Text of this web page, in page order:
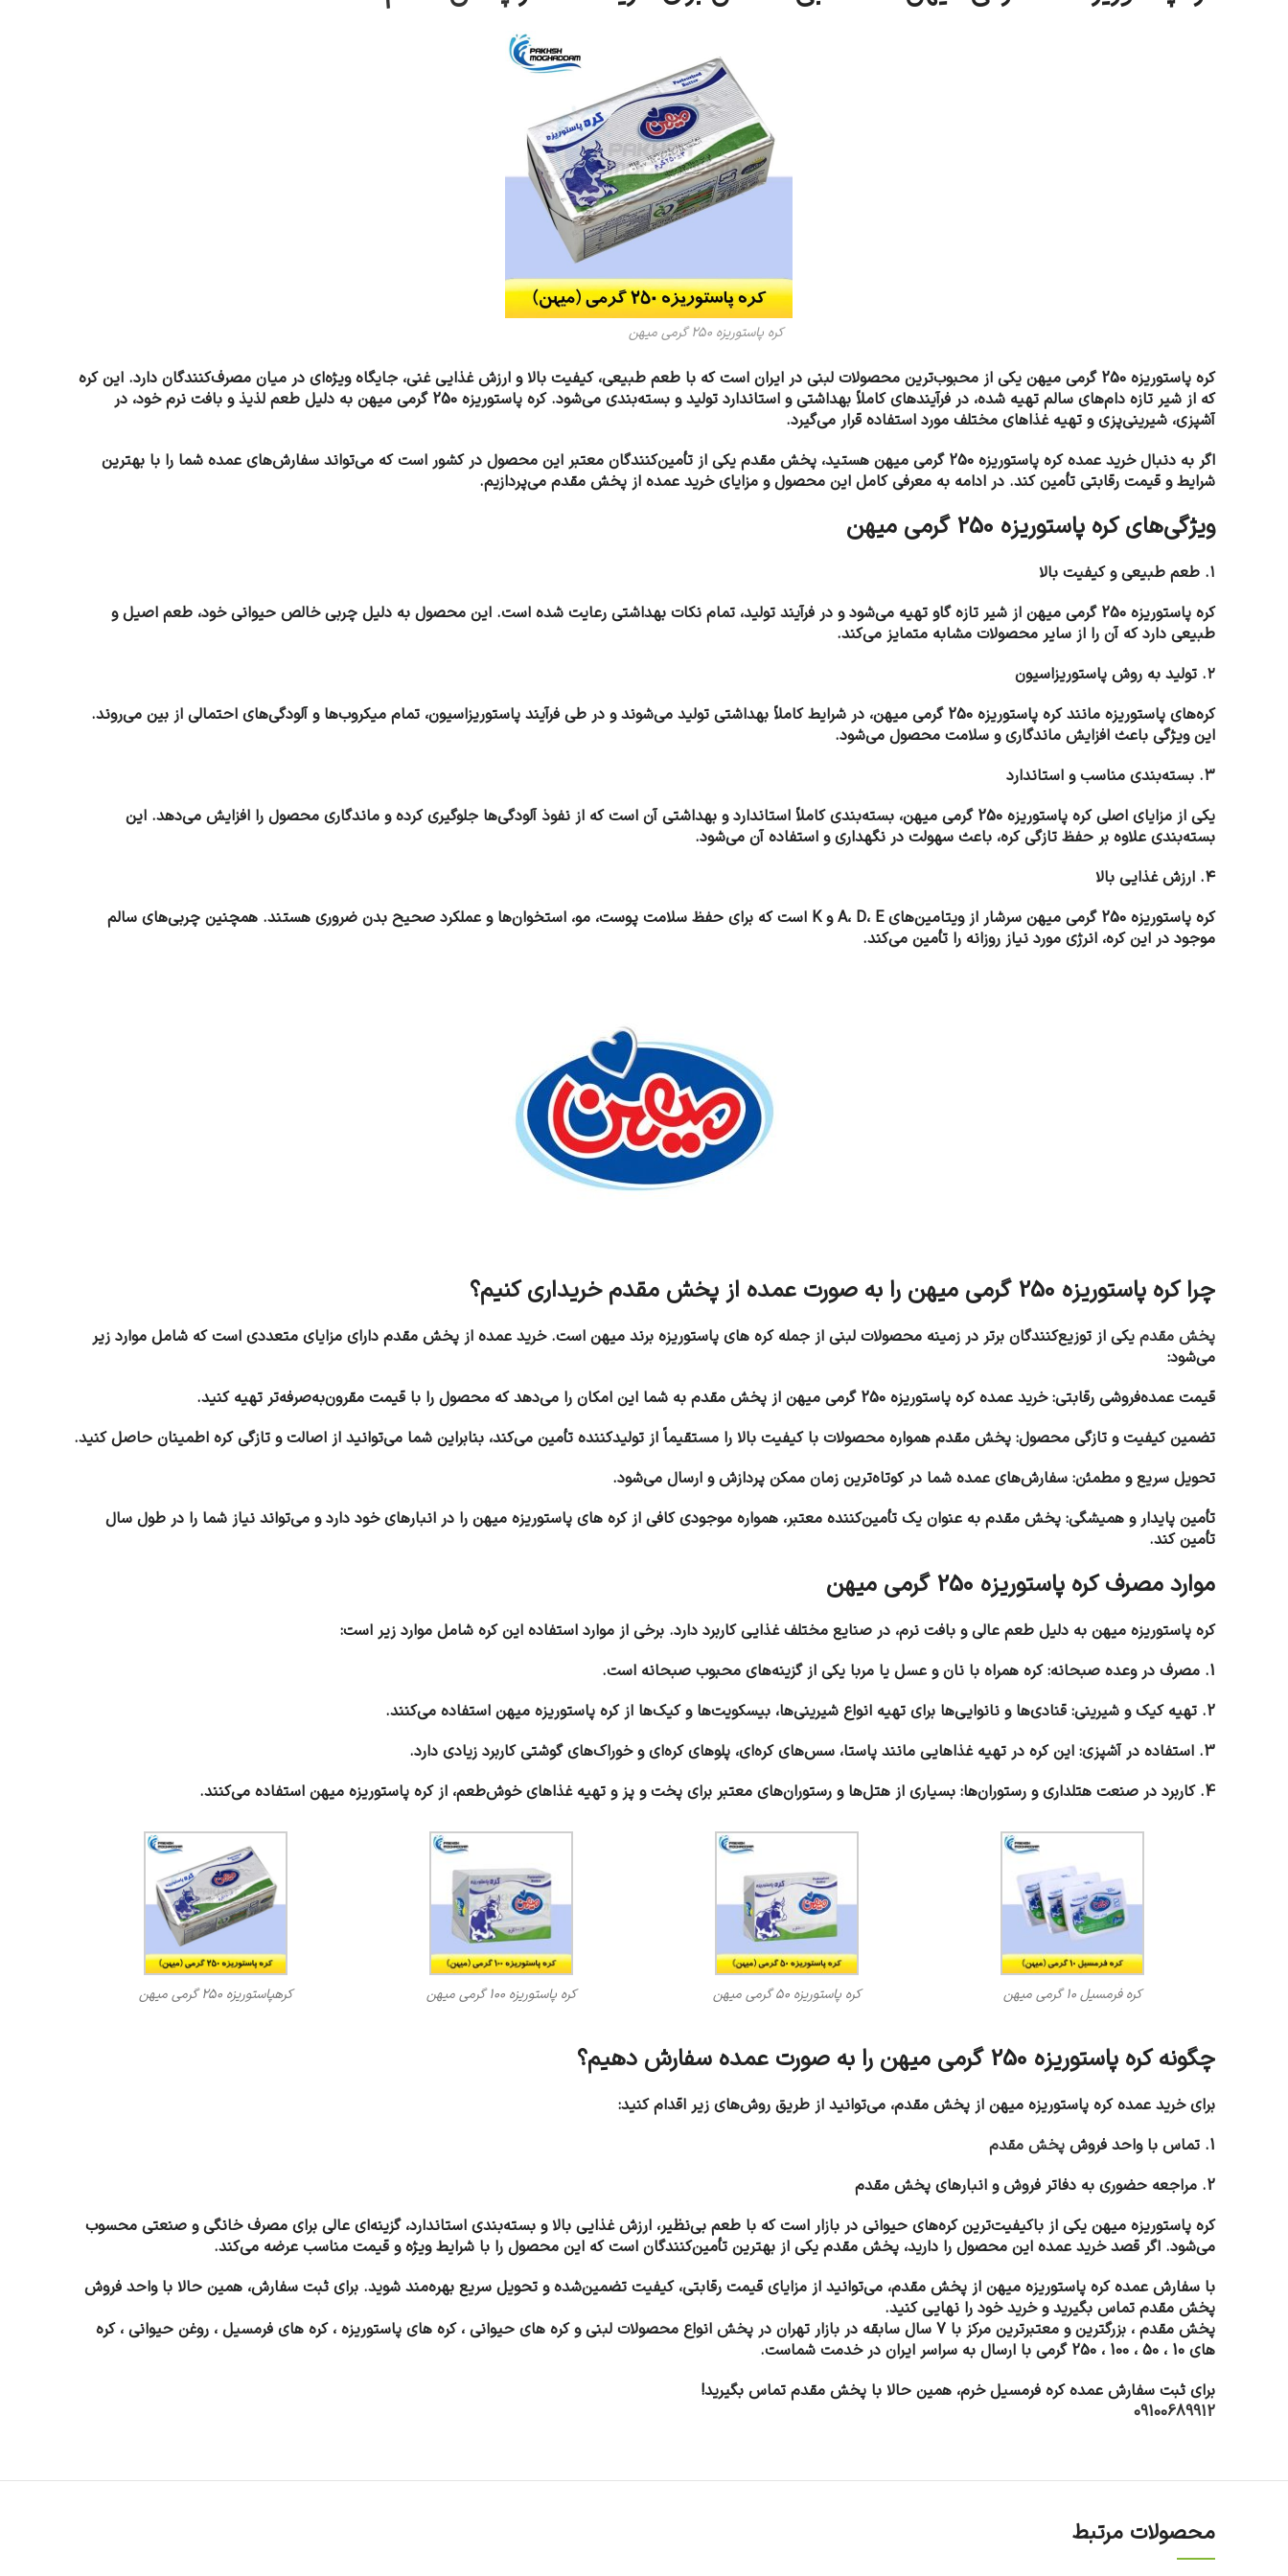
کره پاستوریزه 250 گرمی میهن
کره پاستوریزه 250 گرمی میهن یکی از محبوب‌ترین محصولات لبنی در ایران است که با طعم طبیعی، کیفیت بالا و ارزش غذایی غنی، جایگاه ویژه‌ای در میان مصرف‌کنندگان دارد. این کره
که از شیر تازه دام‌های سالم تهیه شده، در فرآیندهای کاملاً بهداشتی و استاندارد تولید و بسته‌بندی می‌شود. کره پاستوریزه 250 گرمی میهن به دلیل طعم لذیذ و بافت نرم خود، در
آشپزی، شیرینی‌پزی و تهیه غذاهای مختلف مورد استفاده قرار می‌گیرد.
اگر به دنبال خرید عمده کره پاستوریزه 250 گرمی میهن هستید، پخش مقدم یکی از تأمین‌کنندگان معتبر این محصول در کشور است که می‌تواند سفارش‌های عمده شما را با بهترین
شرایط و قیمت رقابتی تأمین کند. در ادامه به معرفی کامل این محصول و مزایای خرید عمده از پخش مقدم می‌پردازیم.
ویژگی‌های کره پاستوریزه 250 گرمی میهن
۱. طعم طبیعی و کیفیت بالا
کره پاستوریزه 250 گرمی میهن از شیر تازه گاو تهیه می‌شود و در فرآیند تولید، تمام نکات بهداشتی رعایت شده است. این محصول به دلیل چربی خالص حیوانی خود، طعم اصیل و
طبیعی دارد که آن را از سایر محصولات مشابه متمایز می‌کند.
۲. تولید به روش پاستوریزاسیون
کره‌های پاستوریزه مانند کره پاستوریزه 250 گرمی میهن، در شرایط کاملاً بهداشتی تولید می‌شوند و در طی فرآیند پاستوریزاسیون، تمام میکروب‌ها و آلودگی‌های احتمالی از بین می‌روند.
این ویژگی باعث افزایش ماندگاری و سلامت محصول می‌شود.
۳. بسته‌بندی مناسب و استاندارد
یکی از مزایای اصلی کره پاستوریزه 250 گرمی میهن، بسته‌بندی کاملاً استاندارد و بهداشتی آن است که از نفوذ آلودگی‌ها جلوگیری کرده و ماندگاری محصول را افزایش می‌دهد. این
بسته‌بندی علاوه بر حفظ تازگی کره، باعث سهولت در نگهداری و استفاده آن می‌شود.
۴. ارزش غذایی بالا
کره پاستوریزه 250 گرمی میهن سرشار از ویتامین‌های A، D، E و K است که برای حفظ سلامت پوست، مو، استخوان‌ها و عملکرد صحیح بدن ضروری هستند. همچنین چربی‌های سالم
موجود در این کره، انرژی مورد نیاز روزانه را تأمین می‌کند.
چرا کره پاستوریزه 250 گرمی میهن را به صورت عمده از پخش مقدم خریداری کنیم؟
پخش مقدم یکی از توزیع‌کنندگان برتر در زمینه محصولات لبنی از جمله کره های پاستوریزه برند میهن است. خرید عمده از پخش مقدم دارای مزایای متعددی است که شامل موارد زیر
می‌شود:
قیمت عمده‌فروشی رقابتی: خرید عمده کره پاستوریزه 250 گرمی میهن از پخش مقدم به شما این امکان را می‌دهد که محصول را با قیمت مقرون‌به‌صرفه‌تر تهیه کنید.
تضمین کیفیت و تازگی محصول: پخش مقدم همواره محصولات با کیفیت بالا را مستقیماً از تولیدکننده تأمین می‌کند، بنابراین شما می‌توانید از اصالت و تازگی کره اطمینان حاصل کنید.
تحویل سریع و مطمئن: سفارش‌های عمده شما در کوتاه‌ترین زمان ممکن پردازش و ارسال می‌شود.
تأمین پایدار و همیشگی: پخش مقدم به عنوان یک تأمین‌کننده معتبر، همواره موجودی کافی از کره های پاستوریزه میهن را در انبارهای خود دارد و می‌تواند نیاز شما را در طول سال
تأمین کند.
موارد مصرف کره پاستوریزه 250 گرمی میهن
کره پاستوریزه میهن به دلیل طعم عالی و بافت نرم، در صنایع مختلف غذایی کاربرد دارد. برخی از موارد استفاده این کره شامل موارد زیر است:
1. مصرف در وعده صبحانه: کره همراه با نان و عسل یا مربا یکی از گزینه‌های محبوب صبحانه است.
2. تهیه کیک و شیرینی: قنادی‌ها و نانوایی‌ها برای تهیه انواع شیرینی‌ها، بیسکویت‌ها و کیک‌ها از کره پاستوریزه میهن استفاده می‌کنند.
3. استفاده در آشپزی: این کره در تهیه غذاهایی مانند پاستا، سس‌های کره‌ای، پلوهای کره‌ای و خوراک‌های گوشتی کاربرد زیادی دارد.
4. کاربرد در صنعت هتلداری و رستوران‌ها: بسیاری از هتل‌ها و رستوران‌های معتبر برای پخت و پز و تهیه غذاهای خوش‌طعم، از کره پاستوریزه میهن استفاده می‌کنند.
کره فرمسیل 10 گرمی میهن کره پاستوریزه 50 گرمی میهن کره پاستوریزه 100 گرمی میهن کرهپاستوریزه 250 گرمی میهن
چگونه کره پاستوریزه 250 گرمی میهن را به صورت عمده سفارش دهیم؟
برای خرید عمده کره پاستوریزه میهن از پخش مقدم، می‌توانید از طریق روش‌های زیر اقدام کنید:
1. تماس با واحد فروش
پخش مقدم
2. مراجعه حضوری به دفاتر فروش و انبارهای پخش مقدم
کره پاستوریزه میهن یکی از باکیفیت‌ترین کره‌های حیوانی در بازار است که با طعم بی‌نظیر، ارزش غذایی بالا و بسته‌بندی استاندارد، گزینه‌ای عالی برای مصرف خانگی و صنعتی محسوب
می‌شود. اگر قصد خرید عمده این محصول را دارید، پخش مقدم یکی از بهترین تأمین‌کنندگان است که این محصول را با شرایط ویژه و قیمت مناسب عرضه می‌کند.
با سفارش عمده کره پاستوریزه میهن از پخش مقدم، می‌توانید از مزایای قیمت رقابتی، کیفیت تضمین‌شده و تحویل سریع بهره‌مند شوید. برای ثبت سفارش، همین حالا با واحد فروش
پخش مقدم تماس بگیرید و خرید خود را نهایی کنید.
پخش مقدم ، بزرگترین و معتبرترین مرکز با 7 سال سابقه در بازار تهران در پخش انواع محصولات لبنی و کره های حیوانی ، کره های پاستوریزه ، کره های فرمسیل ، روغن حیوانی ، کره
های 10 ، 50 ، 100 ، 250 گرمی با ارسال به سراسر ایران در خدمت شماست.
برای ثبت سفارش عمده کره فرمسیل خرم، همین حالا با پخش مقدم تماس بگیرید!
09100689912
محصولات مرتبط